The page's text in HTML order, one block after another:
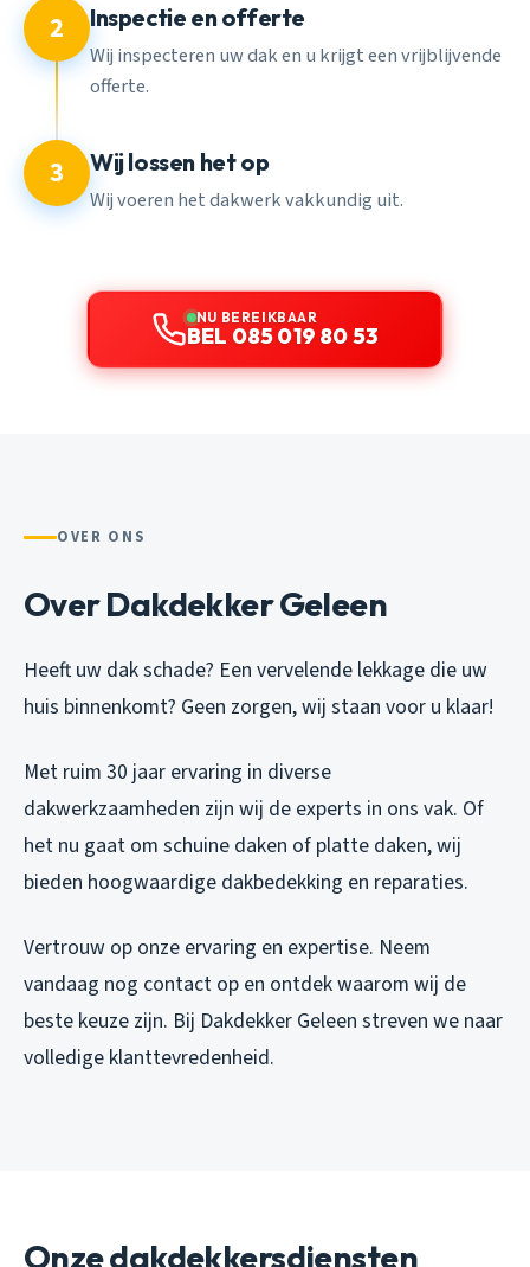
2 Inspectie en offerte
Wij inspecteren uw dak en u krijgt een vrijblijvende
offerte.
3 Wij lossen het op
Wij voeren het dakwerk vakkundig uit.
NU BEREIKBAAR
BEL 085 019 80 53
OVER ONS
Over Dakdekker Geleen
Heeft uw dak schade? Een vervelende lekkage die uw
huis binnenkomt? Geen zorgen, wij staan voor u klaar!
Met ruim 30 jaar ervaring in diverse
dakwerkzaamheden zijn wij de experts in ons vak. Of
het nu gaat om schuine daken of platte daken, wij
bieden hoogwaardige dakbedekking en reparaties.
Vertrouw op onze ervaring en expertise. Neem
vandaag nog contact op en ontdek waarom wij de
beste keuze zijn. Bij Dakdekker Geleen streven we naar
volledige klanttevredenheid.
Onze dakdekkersdiensten